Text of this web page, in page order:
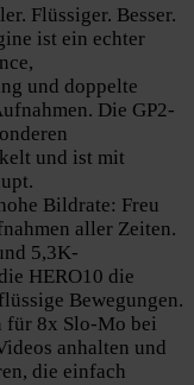
Flüssiger. Besser.
ist ein echter
und doppelte
Die GP2-
und ist mit
Bildrate: Freu
aller Zeiten.
5,3K-
HERO10 die
Bewegungen.
für 8x Slo-Mo bei
anhalten und
die einfach